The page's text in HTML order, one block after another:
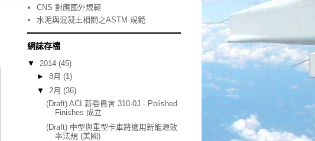
CNS 對應國外規範
水泥與混凝土相關之ASTM 規範
網誌存檔
▼ 2014 (45)
► 8月 (1)
▼ 2月 (36)
(Draft) ACI 新委員會 310-0J - Polished
Finishes 成立
(Draft) 中型與重型卡車將適用新能源效
率法規 (美國)